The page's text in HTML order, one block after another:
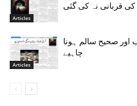
Articles
کی قربانی نہ کی گئی
Articles
اور صحیح سالم ہونا
چاہیے